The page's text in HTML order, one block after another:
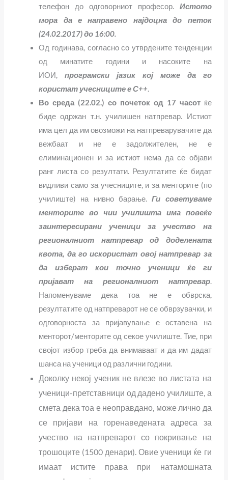
телефон до одговорниот професор. Истото
мора да е направено најдоцна до петок
(24.02.2017) до 16:00.
Од годинава, согласно со утврдените тенденции
од минатите години и насоките на
ИОИ,програмски јазик кој може да го
користат учесниците е С++.
Во среда (22.02.) со почеток од 17 часотќе
биде одржан т.н. училишен натпревар. Истиот
има цел да им овозможи на натпреварувачите да
вежбаат и не е задолжителен, не е
елиминационен и за истиот нема да се објави
ранг листа со резултати. Резултатите ќе бидат
видливи само за учесниците, и за менторите (по
училиште) на нивно барање.Ги советуваме
менторите во чии училишта има повеќе
заинтересирани ученици за учество на
регионалниот натпревар од доделената
квота, да го искористат овој натпревар за
да изберат кои точно ученици ќе ги
пријават на регионалниот натпревар.
Напоменуваме дека тоа не е обврска,
резултатите од натпреварот не се обврзувачки, и
одговорноста за пријавување е оставена на
менторот/менторите од секое училиште. Тие, при
својот избор треба да внимаваат и да им дадат
шанса на ученици од различни години.
Доколку некој ученик не влезе во листата на
ученици-претставници од дадено училиште, а
смета дека тоа е неоправдано, може лично да
се пријави на горенаведената адреса за
учество на натпреварот со покривање на
трошоците (1500 денари). Овие ученици ќе ги
имаат истите права при натамошната